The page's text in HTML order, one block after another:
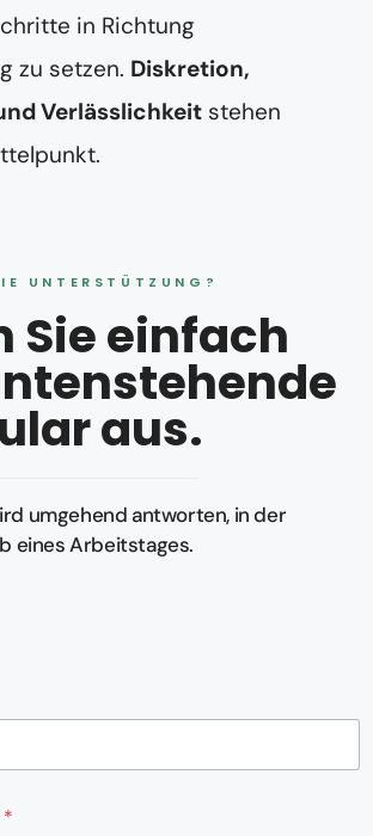
in Richtung
zu setzen. Diskretion,
Verlässlichkeit stehen
UNTERSTÜTZUNG?
Sie einfach
aus.
umgehend antworten, in der
eines Arbeitstages.
*